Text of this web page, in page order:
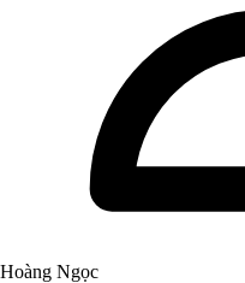
Hoàng Ngọc